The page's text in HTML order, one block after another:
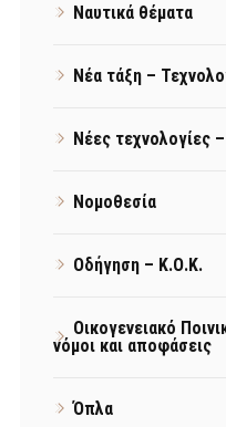
Ναυτικά θέματα
Νέα τάξη –
Νέες τεχνολογίες
Νομοθεσία
Οδήγηση – Κ.Ο.Κ.
Οικογενειακό
νόμοι και αποφάσεις
Όπλα